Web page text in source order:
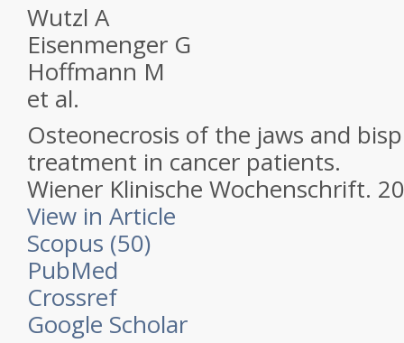
Wutzl A
Eisenmenger G
Hoffmann M
et al.
Osteonecrosis of the jaws and
treatment in cancer patients.
Wiener Klinische Wochenschrift.
View in Article
Scopus (50)
PubMed
Crossref
Google Scholar